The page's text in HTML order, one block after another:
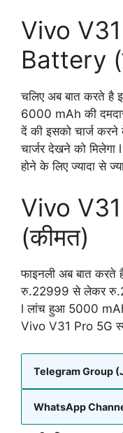
Vivo
Battery
चलिए अब बात करते है
6000 mAh की
दें की इसको चार्ज
चार्जर देखने को
होने के लिए ज्यादा से
Vivo
(कीमत)
फाइनली अब बात करते
रु.22999 से लेकर
l लांच हुआ 5000 mAh
Vivo V31 Pro 5G
Telegram Group
WhatsApp